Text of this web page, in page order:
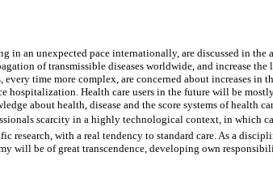
in an unexpected pace internationally, are discussed in
of transmissible diseases worldwide, and increase
every time more complex, are concerned about increases in
hospitalization. Health care users in the future will be
about health, disease and the score systems of health
scarcity in a highly technological context, in which
research, with a real tendency to standard care. As a
will be of great transcendence, developing own